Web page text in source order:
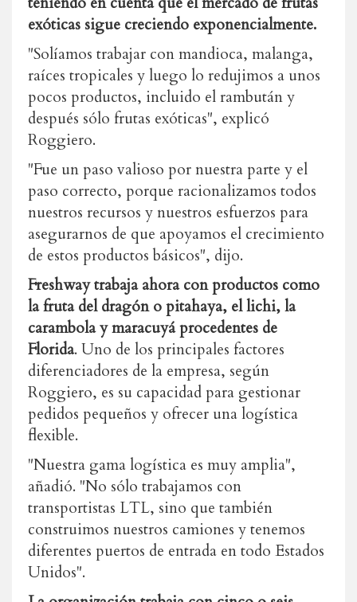
exóticas sigue creciendo exponencialmente.
"Solíamos trabajar con mandioca, malanga,
raíces tropicales y luego lo redujimos a unos
pocos productos, incluido el rambután y
después sólo frutas exóticas", explicó
Roggiero.
"Fue un paso valioso por nuestra parte y el
paso correcto, porque racionalizamos todos
nuestros recursos y nuestros esfuerzos para
asegurarnos de que apoyamos el crecimiento
de estos productos básicos", dijo.
Freshway trabaja ahora con productos como
la fruta del dragón o pitahaya, el lichi, la
carambola y maracuyá procedentes de
Florida. Uno de los principales factores
diferenciadores de la empresa, según
Roggiero, es su capacidad para gestionar
pedidos pequeños y ofrecer una logística
flexible.
"Nuestra gama logística es muy amplia",
añadió. "No sólo trabajamos con
transportistas LTL, sino que también
construimos nuestros camiones y tenemos
diferentes puertos de entrada en todo Estados
Unidos".